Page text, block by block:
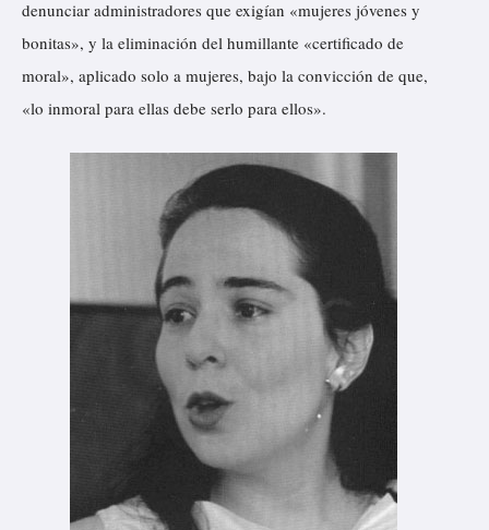
denunciar administradores que exigían «mujeres jóvenes y
bonitas», y la eliminación del humillante «certificado de
moral», aplicado solo a mujeres, bajo la convicción de que,
«lo inmoral para ellas debe serlo para ellos».